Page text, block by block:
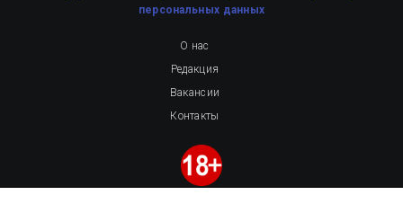
персональных данных
О нас
Редакция
Вакансии
Контакты